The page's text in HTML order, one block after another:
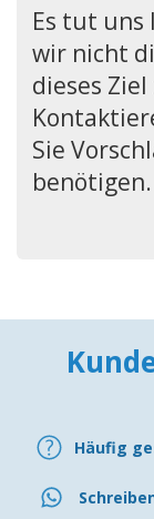
Es tut uns
wir nicht
dieses
Sie
benötigen.
Häufig